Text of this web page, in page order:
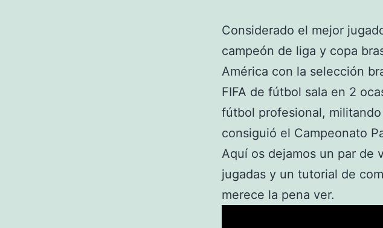
Considerado el mejor
campeón de liga y copa
América con la selección
FIFA de fútbol sala en 2
fútbol profesional,
consiguió el Campeonato
Aquí os dejamos un par de
jugadas y un tutorial de
merece la pena ver.